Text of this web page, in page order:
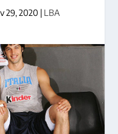
29, 2020 | LBA